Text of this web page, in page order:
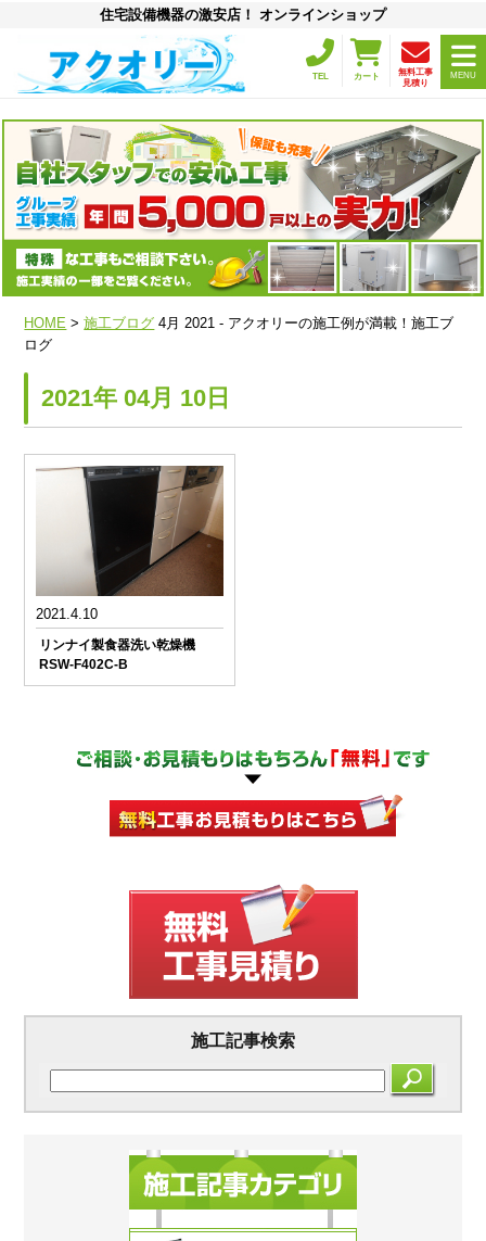
住宅設備機器の激安店！ オンラインショップ
TEL カート
無料工事
見積り
MENU
HOME >施工ブログ 4月 2021 - アクオリーの施工例が満載！施工ブ
ログ
2021年 04月 10日
2021.4.10
リンナイ製食器洗い乾燥機
RSW-F402C-B
施工記事検索